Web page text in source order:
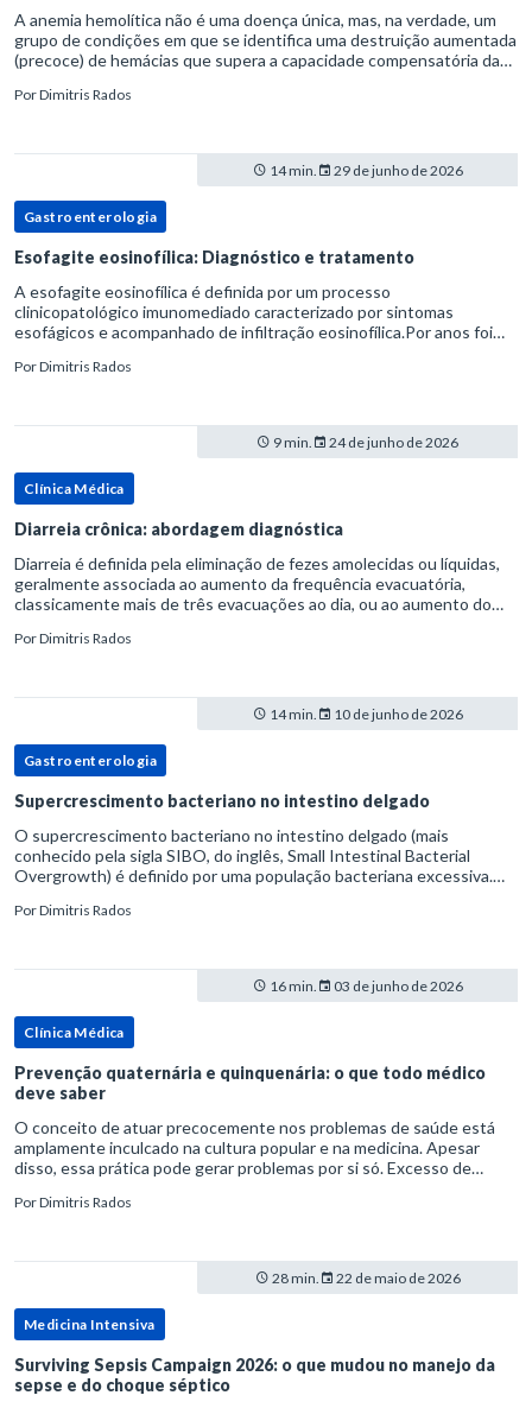
A anemia hemolítica não é uma doença única, mas, na verdade, um
grupo de condições em que se identifica uma destruição aumentada
(precoce) de hemácias que supera a capacidade compensatória da
PorDimitris Rados
14 min. 29 de junho de 2026
Gastroenterologia
Esofagite eosinofílica: Diagnóstico e tratamento
A esofagite eosinofílica é definida por um processo
clinicopatológico imunomediado caracterizado por sintomas
esofágicos e acompanhado de infiltração eosinofílica.Por anos foi
refluxo gastr
PorDimitris Rados
9 min. 24 de junho de 2026
Clínica Médica
Diarreia crônica: abordagem diagnóstica
Diarreia é definida pela eliminação de fezes amolecidas ou líquidas,
geralmente associada ao aumento da frequência evacuatória,
classicamente mais de três evacuações ao dia, ou ao aumento do
PorDimitris Rados
14 min. 10 de junho de 2026
Gastroenterologia
Supercrescimento bacteriano no intestino delgado
O supercrescimento bacteriano no intestino delgado (mais
conhecido pela sigla SIBO, do inglês, Small Intestinal Bacterial
Overgrowth) é definido por uma população bacteriana excessiva.
PorDimitris Rados
16 min. 03 de junho de 2026
Clínica Médica
Prevenção quaternária e quinquenária: o que todo médico
deve saber
O conceito de atuar precocemente nos problemas de saúde está
amplamente inculcado na cultura popular e na medicina. Apesar
disso, essa prática pode gerar problemas por si só. Excesso de
PorDimitris Rados
28 min. 22 de maio de 2026
Medicina Intensiva
Surviving Sepsis Campaign 2026: o que mudou no manejo da
sepse e do choque séptico